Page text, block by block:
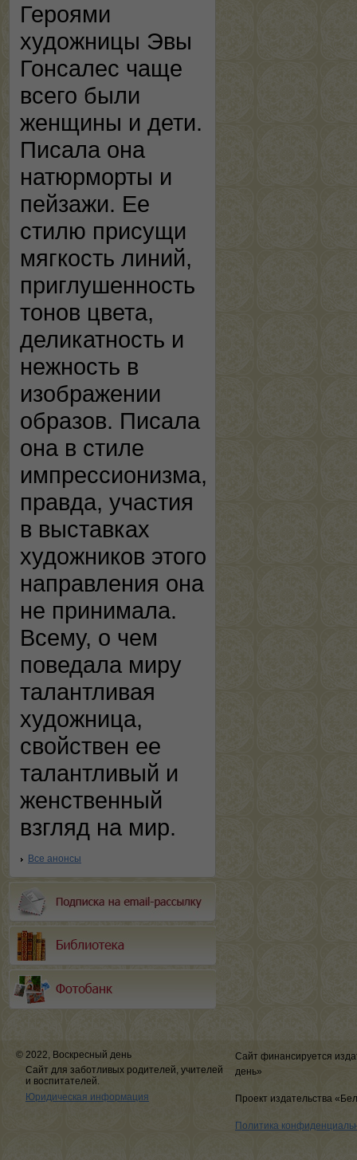
Героями
художницы Эвы
Гонсалес чаще
всего были
женщины и дети.
Писала она
натюрморты и
пейзажи. Ее
стилю присущи
мягкость линий,
приглушенность
тонов цвета,
деликатность и
нежность в
изображении
образов. Писала
она в стиле
импрессионизма,
правда, участия
в выставках
художников этого
направления она
не принимала.
Всему, о чем
поведала миру
талантливая
художница,
свойствен ее
талантливый и
женственный
взгляд на мир.
Все анонсы
© 2022, Воскресный день
Сайт для заботливых родителей, учителей
и воспитателей.
Юридическая информация
Сайт финансируется
день»
Проект издательства
Политика